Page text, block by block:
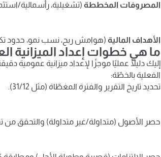
المصروفات المخططة (تشغيلية، رأسمالية/
الأهداف المالية (هوامش ربح، نسب نمو، حدود
ما هي خطوات إعداد الميزانية
إليك دليلًا عمليًا موجزًا لإعداد ميزانية عمومية
الفعلية بالخطّة:
تحديد تاريخ التقرير والفترة المغطّاة (مثل 31/12).
حصر الأصول (متداولة/غير متداولة) والتحقق من